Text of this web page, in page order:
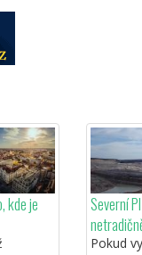
kde je
Severní
Pokud